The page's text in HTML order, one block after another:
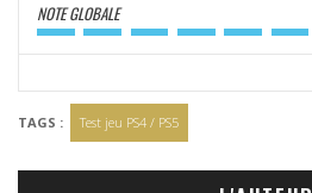
NOTE GLOBALE
TAGS : Test jeu PS4 / PS5